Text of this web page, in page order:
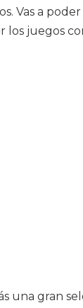
Vas a
juegos
una gran